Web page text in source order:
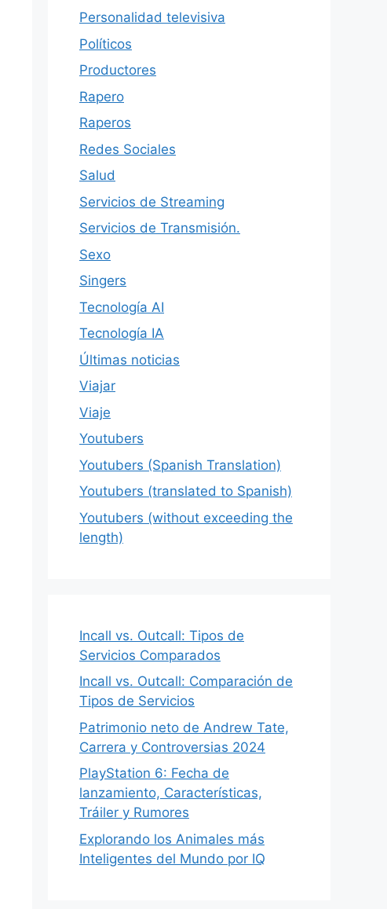
Personalidad televisiva
Políticos
Productores
Rapero
Raperos
Redes Sociales
Salud
Servicios de Streaming
Servicios de Transmisión.
Sexo
Singers
Tecnología AI
Tecnología IA
Últimas noticias
Viajar
Viaje
Youtubers
Youtubers (Spanish Translation)
Youtubers (translated to Spanish)
Youtubers (without exceeding the
length)
Incall vs. Outcall: Tipos de
Servicios Comparados
Incall vs. Outcall: Comparación de
Tipos de Servicios
Patrimonio neto de Andrew Tate,
Carrera y Controversias 2024
PlayStation 6: Fecha de
lanzamiento, Características,
Tráiler y Rumores
Explorando los Animales más
Inteligentes del Mundo por IQ